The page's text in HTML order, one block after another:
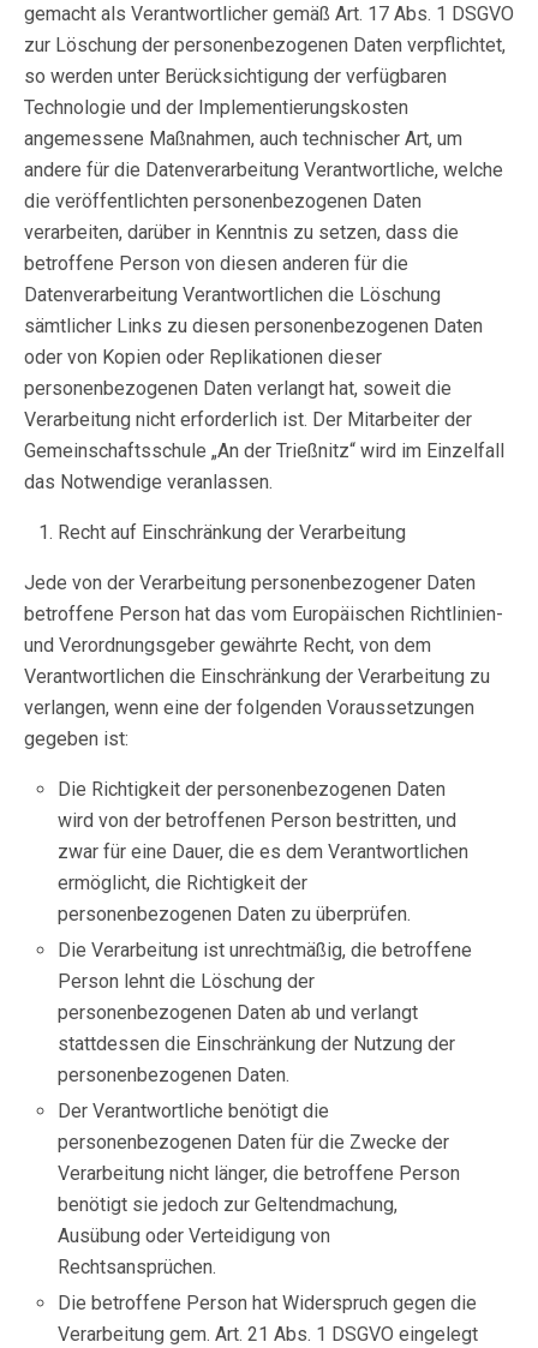
gemacht als Verantwortlicher gemäß Art. 17 Abs. 1 DSGVO
zur Löschung der personenbezogenen Daten verpflichtet,
so werden unter Berücksichtigung der verfügbaren
Technologie und der Implementierungskosten
angemessene Maßnahmen, auch technischer Art, um
andere für die Datenverarbeitung Verantwortliche, welche
die veröffentlichten personenbezogenen Daten
verarbeiten, darüber in Kenntnis zu setzen, dass die
betroffene Person von diesen anderen für die
Datenverarbeitung Verantwortlichen die Löschung
sämtlicher Links zu diesen personenbezogenen Daten
oder von Kopien oder Replikationen dieser
personenbezogenen Daten verlangt hat, soweit die
Verarbeitung nicht erforderlich ist. Der Mitarbeiter der
Gemeinschaftsschule „An der Trießnitz“ wird im Einzelfall
das Notwendige veranlassen.
Recht auf Einschränkung der Verarbeitung
Jede von der Verarbeitung personenbezogener Daten
betroffene Person hat das vom Europäischen Richtlinien-
und Verordnungsgeber gewährte Recht, von dem
Verantwortlichen die Einschränkung der Verarbeitung zu
verlangen, wenn eine der folgenden Voraussetzungen
gegeben ist:
Die Richtigkeit der personenbezogenen Daten
wird von der betroffenen Person bestritten, und
zwar für eine Dauer, die es dem Verantwortlichen
ermöglicht, die Richtigkeit der
personenbezogenen Daten zu überprüfen.
Die Verarbeitung ist unrechtmäßig, die betroffene
Person lehnt die Löschung der
personenbezogenen Daten ab und verlangt
stattdessen die Einschränkung der Nutzung der
personenbezogenen Daten.
Der Verantwortliche benötigt die
personenbezogenen Daten für die Zwecke der
Verarbeitung nicht länger, die betroffene Person
benötigt sie jedoch zur Geltendmachung,
Ausübung oder Verteidigung von
Rechtsansprüchen.
Die betroffene Person hat Widerspruch gegen die
Verarbeitung gem. Art. 21 Abs. 1 DSGVO eingelegt